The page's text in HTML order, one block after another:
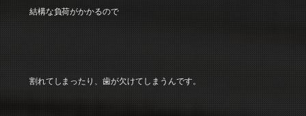
結構な負荷がかかるので
割れてしまったり、歯が欠けてしまうんです。